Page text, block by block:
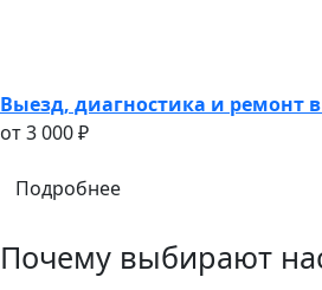
Выезд, диагностика и ремонт
oт 3 000 ₽
Подробнее
Почему выбирают